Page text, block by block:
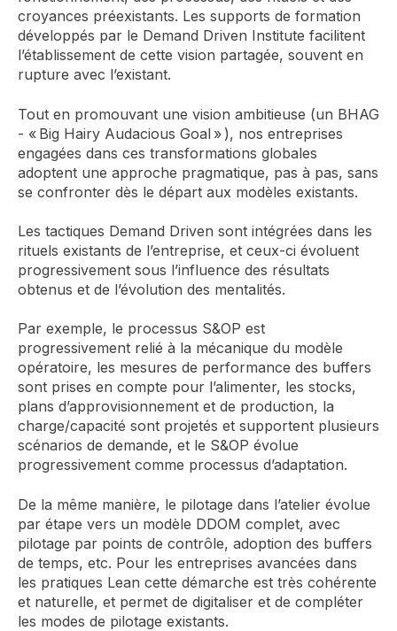
croyances préexistants. Les supports de formation
développés par le Demand Driven Institute facilitent
l’établissement de cette vision partagée, souvent en
rupture avec l’existant.
Tout en promouvant une vision ambitieuse (un BHAG
- « Big Hairy Audacious Goal » ), nos entreprises
engagées dans ces transformations globales
adoptent une approche pragmatique, pas à pas, sans
se confronter dès le départ aux modèles existants.
Les tactiques Demand Driven sont intégrées dans les
rituels existants de l’entreprise, et ceux-ci évoluent
progressivement sous l’influence des résultats
obtenus et de l’évolution des mentalités.
Par exemple, le processus S&OP est
progressivement relié à la mécanique du modèle
opératoire, les mesures de performance des buffers
sont prises en compte pour l’alimenter, les stocks,
plans d’approvisionnement et de production, la
charge/capacité sont projetés et supportent plusieurs
scénarios de demande, et le S&OP évolue
progressivement comme processus d’adaptation.
De la même manière, le pilotage dans l’atelier évolue
par étape vers un modèle DDOM complet, avec
pilotage par points de contrôle, adoption des buffers
de temps, etc. Pour les entreprises avancées dans
les pratiques Lean cette démarche est très cohérente
et naturelle, et permet de digitaliser et de compléter
les modes de pilotage existants.